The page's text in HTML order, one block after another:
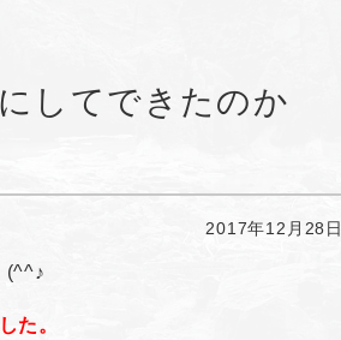
してできたのか
2017年12月28日
(^^♪
た。